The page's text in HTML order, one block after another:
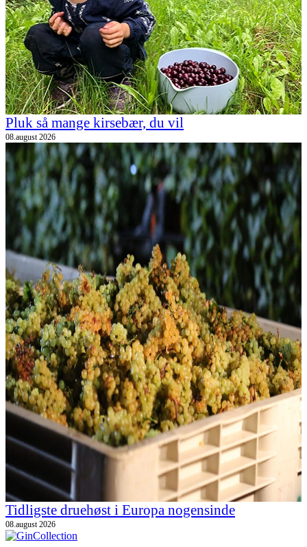
Pluk så mange kirsebær, du vil
08.august 2026
Tidligste druehøst i Europa nogensinde
08.august 2026